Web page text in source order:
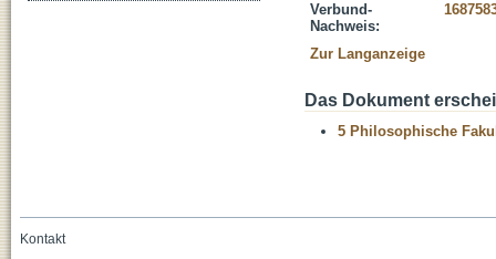
Verbund-
Nachweis:
Zur Langanzeige
Das Dokument
5 Philosophische
Kontakt